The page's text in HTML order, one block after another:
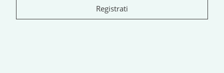
Registrati